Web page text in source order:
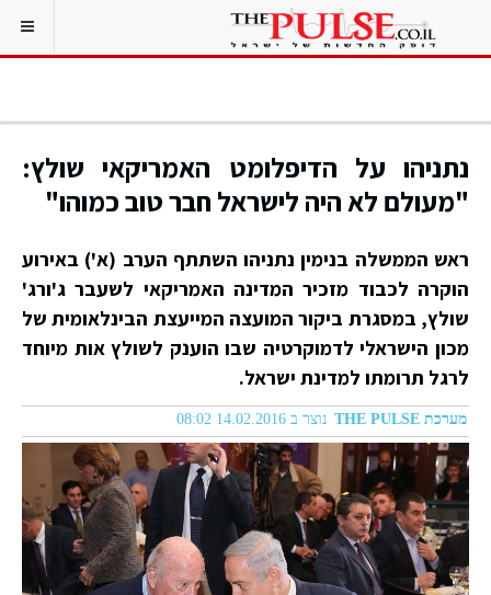
נתניהו על הדיפלומט האמריקאי שולץ:
"מעולם לא היה לישראל חבר טוב כמוהו"‎
ראש הממשלה בנימין נתניהו השתתף הערב (א') באירוע
הוקרה לכבוד מזכיר המדינה האמריקאי לשעבר ג'ורג'
שולץ, במסגרת ביקור המועצה המייעצת הבינלאומית של
מכון הישראלי לדמוקרטיה שבו הוענק לשולץ אות מיוחד
לרגל תרומתו למדינת ישראל.
מערכת THE PULSE נוצר ב 14.02.2016 08:02